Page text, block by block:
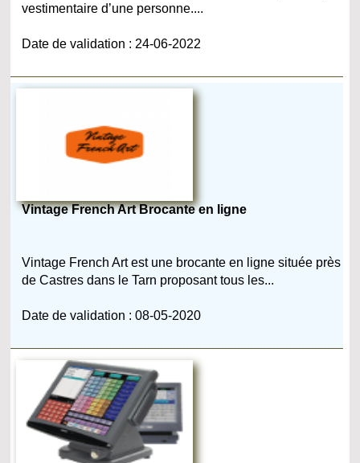
vestimentaire d’une personne....
Date de validation : 24-06-2022
Vintage French Art Brocante en ligne
Vintage French Art est une brocante en ligne située près
de Castres dans le Tarn proposant tous les...
Date de validation : 08-05-2020